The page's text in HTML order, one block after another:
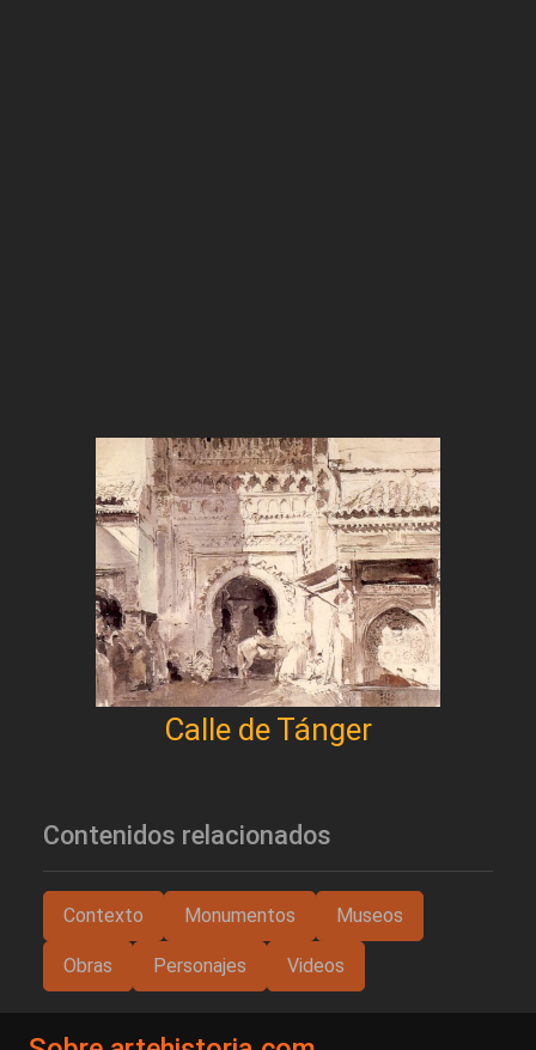
Calle de Tánger
Contenidos relacionados
Contexto Monumentos Museos
Obras Personajes Videos